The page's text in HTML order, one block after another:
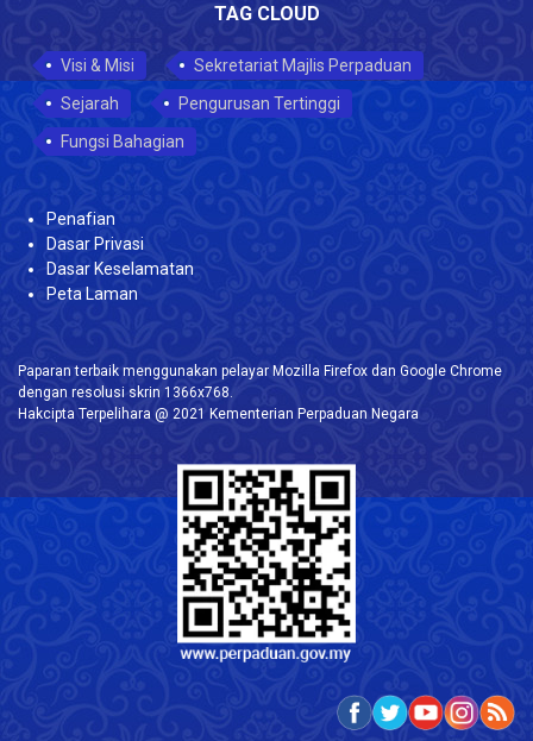
TAG CLOUD
Visi & Misi
Sekretariat Majlis Perpaduan
Sejarah
Pengurusan Tertinggi
Fungsi Bahagian
Penafian
Dasar Privasi
Dasar Keselamatan
Peta Laman
Paparan terbaik menggunakan pelayar Mozilla Firefox dan Google Chrome
dengan resolusi skrin 1366x768.
Hakcipta Terpelihara @ 2021 Kementerian Perpaduan Negara